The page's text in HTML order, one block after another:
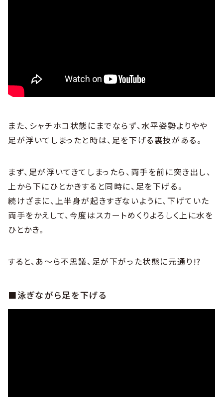
また、シャチホコ状態にまでならず、水平姿勢よりやや
足が浮いてしまったと時は、足を下げる裏技がある。
まず、足が浮いてきてしまったら、両手を前に突き出し、
上から下にひとかきすると同時に、足を下げる。
続けざまに、上半身が起きすぎないように、下げていた
両手をかえして、今度はスカートめくりよろしく上に水を
ひとかき。
すると、あ〜ら不思議、足が下がった状態に元通り!?
■泳ぎながら足を下げる